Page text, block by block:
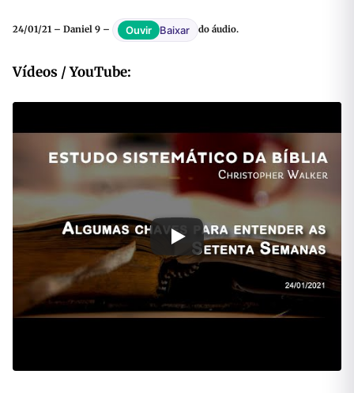
24/01/21 – Daniel 9 – Ouvir Baixar do áudio.
Vídeos / YouTube: